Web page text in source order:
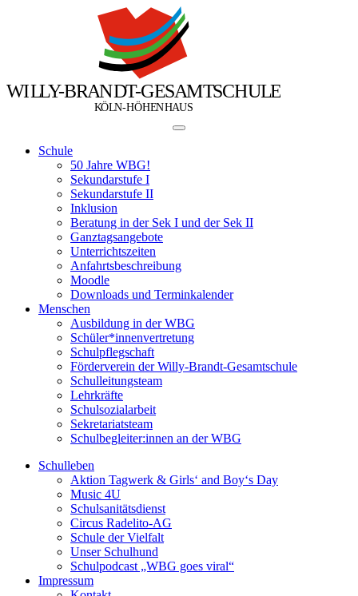
WILLY-BRANDT-GESAMTSCHULE
KÖLN-HÖHENHAUS
Schule
50 Jahre WBG!
Sekundarstufe I
Sekundarstufe II
Inklusion
Beratung in der Sek I und der Sek II
Ganztagsangebote
Unterrichtszeiten
Anfahrtsbeschreibung
Moodle
Downloads und Terminkalender
Menschen
Ausbildung in der WBG
Schüler*innenvertretung
Schulpflegschaft
Förderverein der Willy-Brandt-Gesamtschule
Schulleitungsteam
Lehrkräfte
Schulsozialarbeit
Sekretariatsteam
Schulbegleiter:innen an der WBG
Schulleben
Aktion Tagwerk & Girls‘ and Boy‘s Day
Music 4U
Schulsanitätsdienst
Circus Radelito-AG
Schule der Vielfalt
Unser Schulhund
Schulpodcast „WBG goes viral“
Impressum